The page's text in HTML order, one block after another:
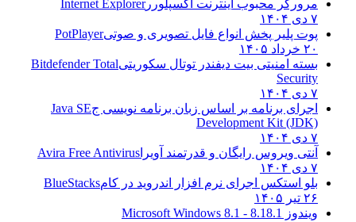
مرورگر محبوب اینترنت اکسپلوررInternet Explorer
۷ دی ۱۴۰۴
پوت پلیر پخش انواع فایل تصویری و صوتیPotPlayer
۲۰ خرداد ۱۴۰۵
بسته امنیتی بیت دیفندر توتال سکوریتیBitdefender Total
Security
۷ دی ۱۴۰۴
اجرای برنامه بر اساس زبان برنامه نویسی جJava SE
Development Kit (JDK)
۷ دی ۱۴۰۴
آنتی ویروس رایگان و قدرتمند آویرا Avira Free Antivirus
۷ دی ۱۴۰۴
بلو استکس اجرای نرم افزار اندروید در کامBlueStacks
۲۶ تیر ۱۴۰۵
ویندوز 8.1
8.1 - Microsoft Windows 8.1